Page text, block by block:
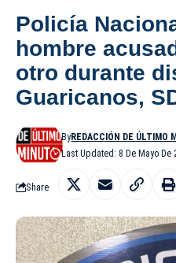
Policía
hombre
otro durante
Guaricanos,
Last Updated: 8 De Mayo De
ByREDACCIÓN DE ÚLTIMO
Share